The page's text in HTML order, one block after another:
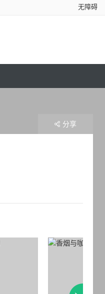
无障碍
分享